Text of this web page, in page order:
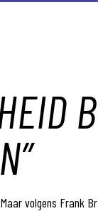
volgens